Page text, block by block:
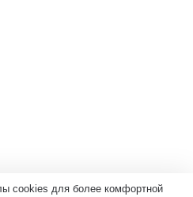
cookies для более комфортной